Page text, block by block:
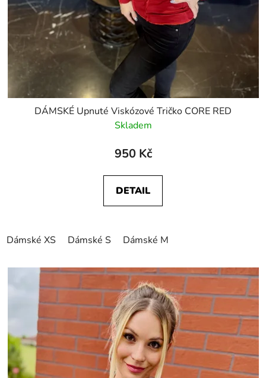
DÁMSKÉ Upnuté Viskózové Tričko CORE RED
Skladem
950 Kč
DETAIL
Dámské XS Dámské S Dámské M